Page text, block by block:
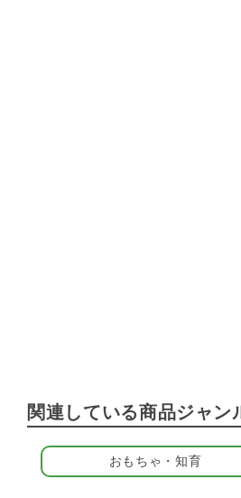
関連している商品ジャン
おもちゃ・知育